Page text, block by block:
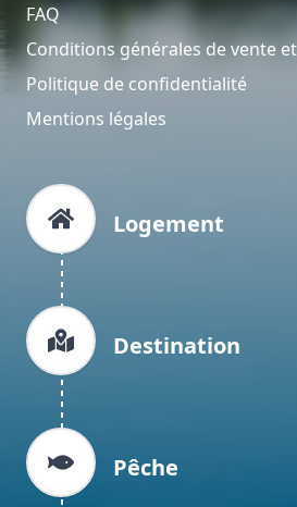
FAQ
Conditions générales de vente
Politique de confidentialité
Mentions légales
Logement
Destination
Pêche